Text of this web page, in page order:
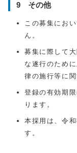
9 その他
この募集にお
ん。
募集に際して
な遂行のため
律の施行等に
登録の有効期
ります。
本採用は、令
す。